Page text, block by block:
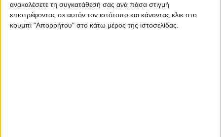
ανακαλέσετε τη συγκατάθεσή σας ανά πάσα στιγμή
επιστρέφοντας σε αυτόν τον ιστότοπο και κάνοντας κλικ στο
κουμπί "Απορρήτου" στο κάτω μέρος της ιστοσελίδας.
ΚΑΡΔΙΤΣΑ
Σύλληψη στην Καρδίτσα για κλοπή